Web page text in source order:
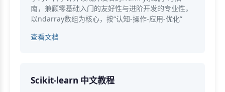
南，兼顾零基础入门的友好性与进阶开发的专业性，
以ndarray数组为核心，按“认知-操作-应用-优化”
查看文档
Scikit-learn 中文教程